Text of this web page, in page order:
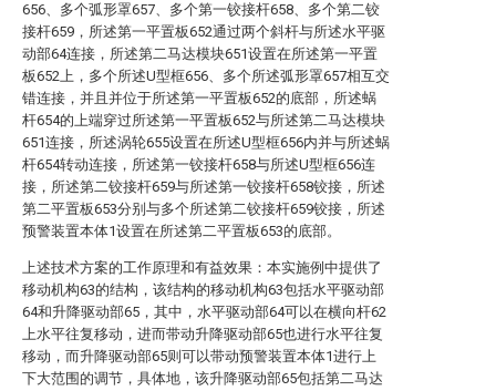
656、多个弧形罩657、多个第一铰接杆658、多个第二铰
接杆659，所述第一平置板652通过两个斜杆与所述水平驱
动部64连接，所述第二马达模块651设置在所述第一平置
板652上，多个所述U型框656、多个所述弧形罩657相互交
错连接，并且并位于所述第一平置板652的底部，所述蜗
杆654的上端穿过所述第一平置板652与所述第二马达模块
651连接，所述涡轮655设置在所述U型框656内并与所述蜗
杆654转动连接，所述第一铰接杆658与所述U型框656连
接，所述第二铰接杆659与所述第一铰接杆658铰接，所述
第二平置板653分别与多个所述第二铰接杆659铰接，所述
预警装置本体1设置在所述第二平置板653的底部。
上述技术方案的工作原理和有益效果：本实施例中提供了
移动机构63的结构，该结构的移动机构63包括水平驱动部
64和升降驱动部65，其中，水平驱动部64可以在横向杆62
上水平往复移动，进而带动升降驱动部65也进行水平往复
移动，而升降驱动部65则可以带动预警装置本体1进行上
下大范围的调节，具体地，该升降驱动部65包括第二马达